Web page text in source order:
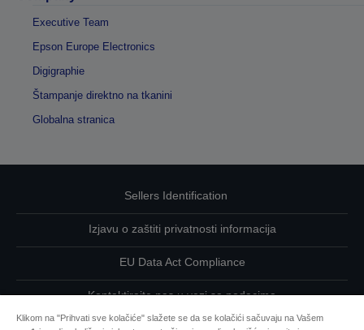
Executive Team
Epson Europe Electronics
Digigraphie
Štampanje direktno na tkanini
Globalna stranica
Sellers Identification
Izjavu o zaštiti privatnosti informacija
EU Data Act Compliance
Kontaktirajte nas u vezi sa podacima
Klikom na "Prihvati sve kolačiće" slažete se da se kolačići sačuvaju na Vašem